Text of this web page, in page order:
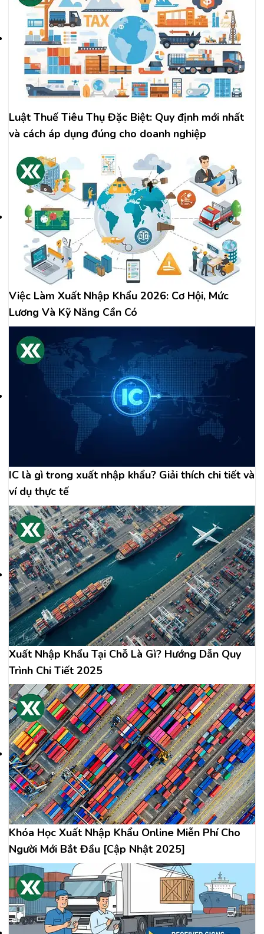
Luật Thuế Tiêu Thụ Đặc Biệt: Quy định mới nhất
và cách áp dụng đúng cho doanh nghiệp
Việc Làm Xuất Nhập Khẩu 2026: Cơ Hội, Mức
Lương Và Kỹ Năng Cần Có
IC là gì trong xuất nhập khẩu? Giải thích chi tiết và
ví dụ thực tế
Xuất Nhập Khẩu Tại Chỗ Là Gì? Hướng Dẫn Quy
Trình Chi Tiết 2025
Khóa Học Xuất Nhập Khẩu Online Miễn Phí Cho
Người Mới Bắt Đầu [Cập Nhật 2025]